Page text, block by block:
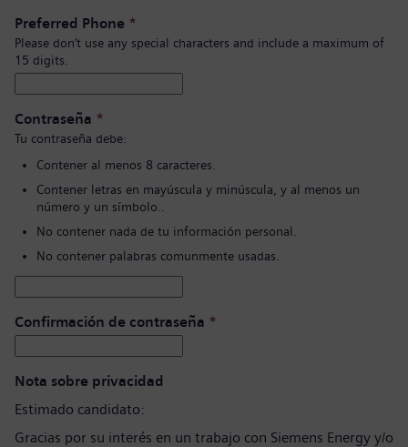
Preferred Phone *
Please don’t use any special characters and include a maximum of
15 digits.
Contraseña *
Tu contraseña debe:
Contener al menos 8 caracteres.
Contener letras en mayúscula y minúscula, y al menos un
número y un símbolo..
No contener nada de tu información personal.
No contener palabras comunmente usadas.
Confirmación de contraseña *
Nota sobre privacidad
Estimado candidato:
Gracias por su interés en un trabajo con Siemens Energy y/o